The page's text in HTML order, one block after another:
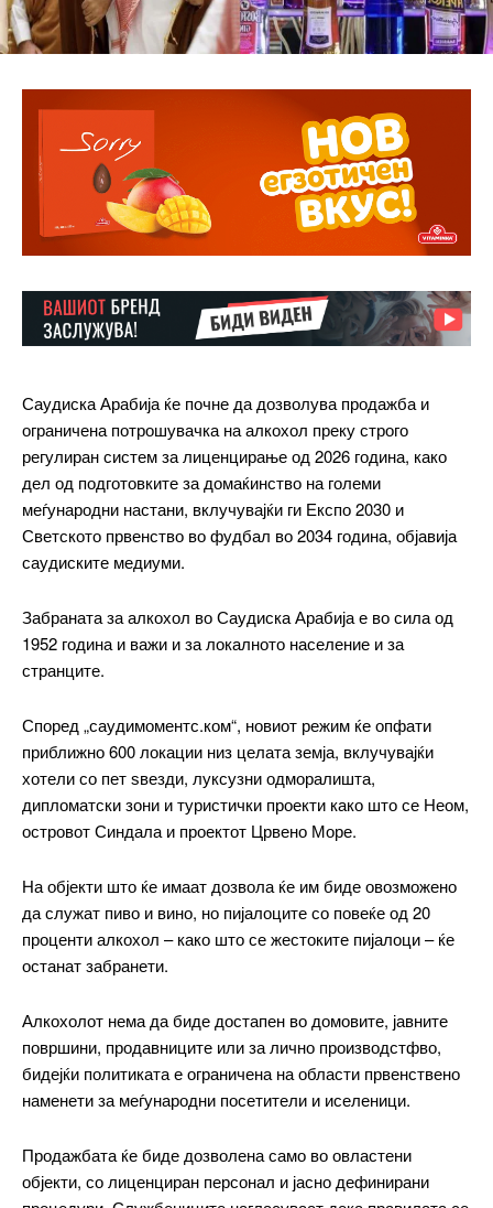
Саудиска Арабија ќе почне да дозволува продажба и
ограничена потрошувачка на алкохол преку строго
регулиран систем за лиценцирање од 2026 година, како
дел од подготовките за домаќинство на големи
меѓународни настани, вклучувајќи ги Експо 2030 и
Светското првенство во фудбал во 2034 година, објавија
саудиските медиуми.
Забраната за алкохол во Саудиска Арабија е во сила од
1952 година и важи и за локалното население и за
странците.
Според „саудимоментс.ком“, новиот режим ќе опфати
приближно 600 локации низ целата земја, вклучувајќи
хотели со пет ѕвезди, луксузни одморалишта,
дипломатски зони и туристички проекти како што се Неом,
островот Синдала и проектот Црвено Море.
На објекти што ќе имаат дозвола ќе им биде овозможено
да служат пиво и вино, но пијалоците со повеќе од 20
проценти алкохол – како што се жестоките пијалоци – ќе
останат забранети.
Алкохолот нема да биде достапен во домовите, јавните
површини, продавниците или за лично производстфво,
бидејќи политиката е ограничена на области првенствено
наменети за меѓународни посетители и иселеници.
Продажбата ќе биде дозволена само во овластени
објекти, со лиценциран персонал и јасно дефинирани